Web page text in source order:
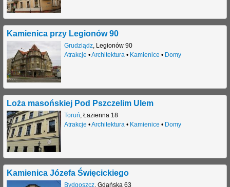
Kamienica przy Legionów 90
Grudziądz, Legionów 90
Atrakcje •Architektura• Kamienice • Domy
Loża masońskiej Pod Pszczelim Ulem
Toruń, Łazienna 18
Atrakcje •Architektura• Kamienice • Domy
Kamienica Józefa Święcickiego
Bydgoszcz, Gdańska 63